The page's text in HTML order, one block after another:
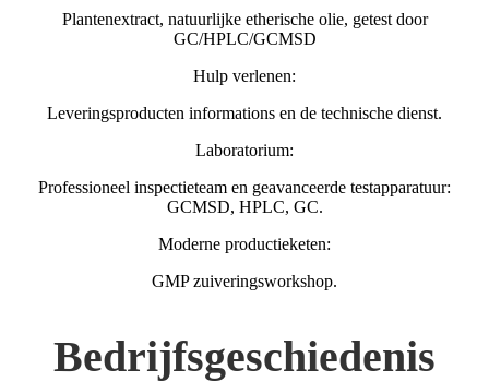
Plantenextract, natuurlijke etherische olie, getest door
GC/HPLC/GCMSD
Hulp verlenen:
Leveringsproducten informations en de technische dienst.
Laboratorium:
Professioneel inspectieteam en geavanceerde testapparatuur:
GCMSD, HPLC, GC.
Moderne productieketen:
GMP zuiveringsworkshop.
Bedrijfsgeschiedenis